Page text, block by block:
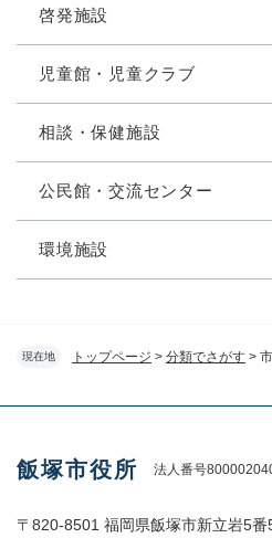
現在地 トップページ > 分類でさがす >
啓発施設
児童館・児童クラブ
相談・保健施設
公民館・交流センター
環境施設
飯塚市役所 法人番号
〒820-8501 福岡県飯塚市新立岩5番